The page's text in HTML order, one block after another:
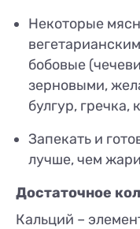
Некоторые
бобовые
зерновыми,
булгур, гречка,
Запекать и
лучше, чем
Достаточное
Кальций –